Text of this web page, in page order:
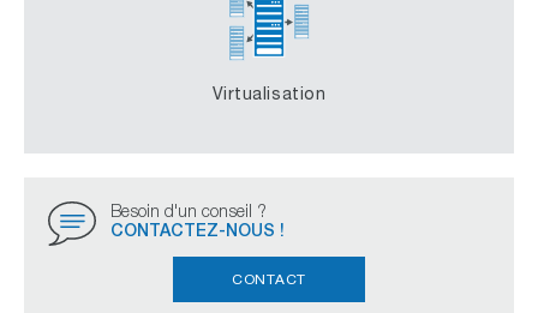
Virtualisation
Besoin d'un conseil ?
CONTACTEZ-NOUS !
CONTACT